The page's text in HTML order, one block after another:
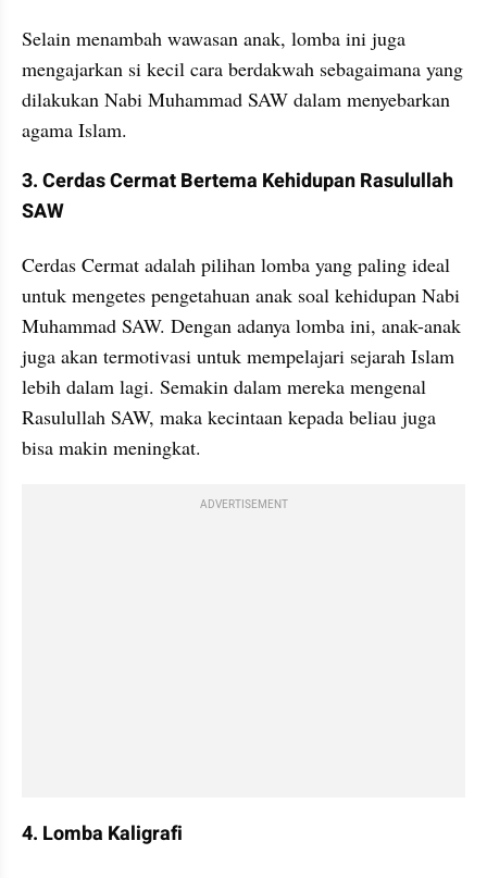
Selain menambah wawasan anak, lomba ini juga
mengajarkan si kecil cara berdakwah sebagaimana yang
dilakukan Nabi Muhammad SAW dalam menyebarkan
agama Islam.
3. Cerdas Cermat Bertema Kehidupan Rasulullah
SAW
Cerdas Cermat adalah pilihan lomba yang paling ideal
untuk mengetes pengetahuan anak soal kehidupan Nabi
Muhammad SAW. Dengan adanya lomba ini, anak-anak
juga akan termotivasi untuk mempelajari sejarah Islam
lebih dalam lagi. Semakin dalam mereka mengenal
Rasulullah SAW, maka kecintaan kepada beliau juga
bisa makin meningkat.
ADVERTISEMENT
4. Lomba Kaligrafi